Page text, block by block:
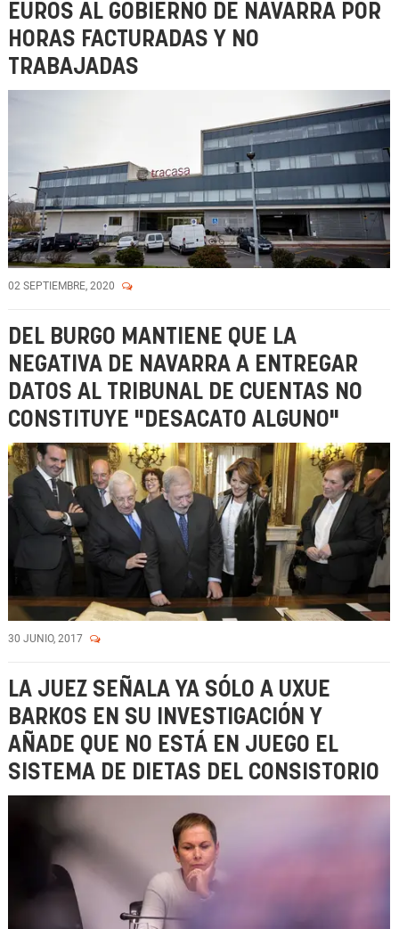
EUROS AL GOBIERNO DE NAVARRA POR
HORAS FACTURADAS Y NO
TRABAJADAS
02 SEPTIEMBRE, 2020
DEL BURGO MANTIENE QUE LA
NEGATIVA DE NAVARRA A ENTREGAR
DATOS AL TRIBUNAL DE CUENTAS NO
CONSTITUYE "DESACATO ALGUNO"
30 JUNIO, 2017
LA JUEZ SEÑALA YA SÓLO A UXUE
BARKOS EN SU INVESTIGACIÓN Y
AÑADE QUE NO ESTÁ EN JUEGO EL
SISTEMA DE DIETAS DEL CONSISTORIO